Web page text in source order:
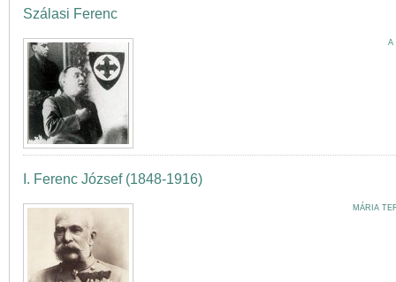
Szálasi Ferenc
A
I. Ferenc József (1848-1916)
MÁRIA